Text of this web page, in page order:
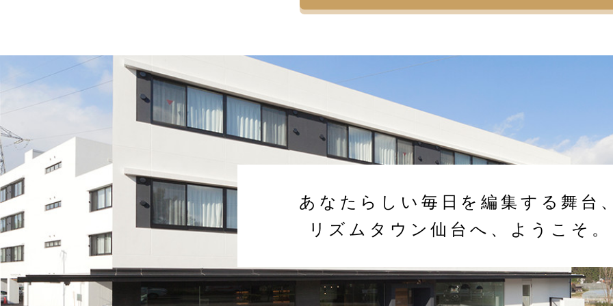
あなたらしい毎日を編集する舞台
リズムタウン仙台へ、ようこそ。